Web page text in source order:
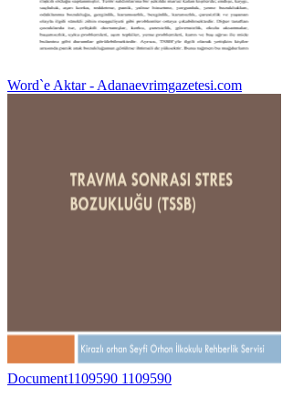
Word`e Aktar - Adanaevrimgazetesi.com
Document1109590 1109590